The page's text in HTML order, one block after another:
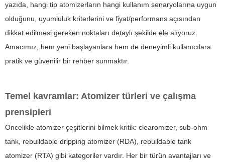
yazıda, hangi tip atomizerların hangi kullanım senaryolarına uygun
olduğunu, uyumluluk kriterlerini ve fiyat/performans açısından
dikkat edilmesi gereken noktaları detaylı şekilde ele alıyoruz.
Amacımız, hem yeni başlayanlara hem de deneyimli kullanıcılara
pratik ve güvenilir bir rehber sunmaktır.
Temel kavramlar: Atomizer türleri ve çalışma
prensipleri
Öncelikle atomizer çeşitlerini bilmek kritik: clearomizer, sub-ohm
tank, rebuildable dripping atomizer (RDA), rebuildable tank
atomizer (RTA) gibi kategoriler vardır. Her bir türün avantajları ve